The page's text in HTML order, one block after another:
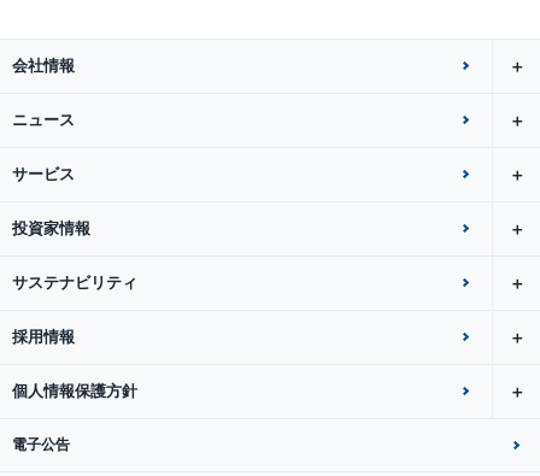
会社情報
ニュース
サービス
投資家情報
サステナビリティ
採用情報
個人情報保護方針
電子公告